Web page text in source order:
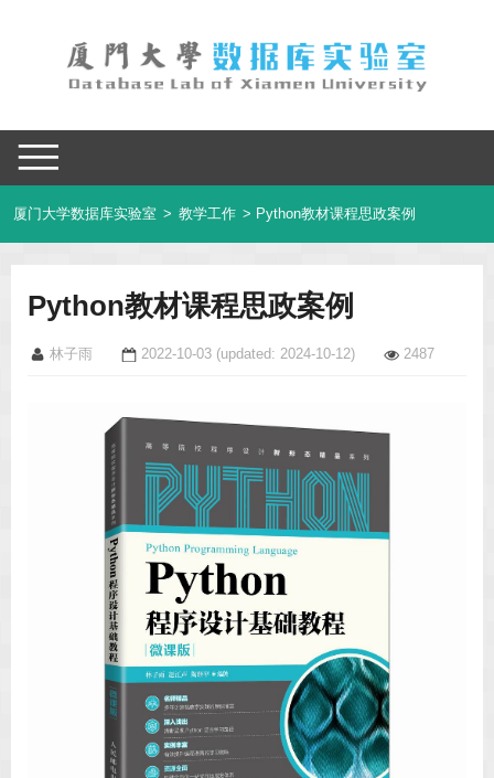
厦门大学数据库实验室 > 教学工作 > Python教材课程思政案例
Python教材课程思政案例
林子雨 2022-10-03 (updated: 2024-10-12) 2487